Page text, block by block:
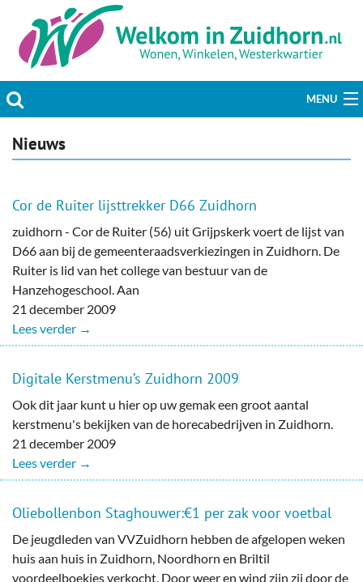
MENU
Actueel
Welzijn & Maatschappij
Bedrijven
Prikbord & Aanbiedingen
Plaats bericht
Nieuws
Cor de Ruiter lijsttrekker D66 Zuidhorn
zuidhorn - Cor de Ruiter (56) uit Grijpskerk voert de lijst van
D66 aan bij de gemeenteraadsverkiezingen in Zuidhorn. De
Ruiter is lid van het college van bestuur van de
Hanzehogeschool. Aan
21 december 2009
Lees verder →
Digitale Kerstmenu’s Zuidhorn 2009
Ook dit jaar kunt u hier op uw gemak een groot aantal
kerstmenu's bekijken van de horecabedrijven in Zuidhorn.
21 december 2009
Lees verder →
Oliebollenbon Staghouwer:€1 per zak voor voetbal
De jeugdleden van VVZuidhorn hebben de afgelopen weken
huis aan huis in Zuidhorn, Noordhorn en Briltil
voordeelboekjes verkocht. Door weer en wind zijn zij door de